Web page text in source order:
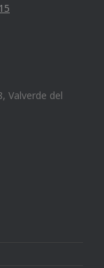
Valverde del